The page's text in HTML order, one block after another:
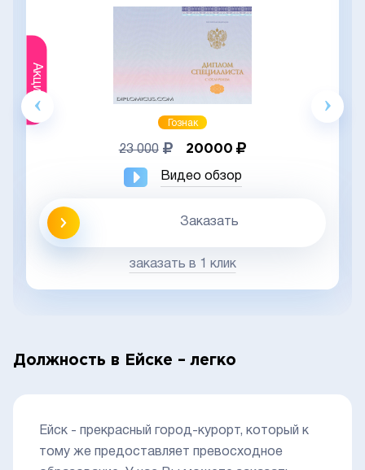
Акция
Гознак
23 000 20000
Видео обзор
Заказать
заказать в 1 клик
Должность в Ейске – легко
Ейск - прекрасный город-курорт, который к
тому же предоставляет превосходное